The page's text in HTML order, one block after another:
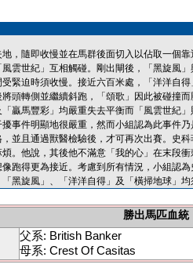
地，隨即收慢並在馬群後面切入以佔取一個
雲世紀」互相觸碰。剛出閘後，「黑旋風
受緊迫時須收慢。接近六百米處，「洋洋自
頭轉側並繼續斜跑，「頌歌」因此被碰撞
贏馬豐彩」均嚴重失去平衡而「風雲世紀
事件明顯地很嚴重，然而小組認為此事件
並且通過獸醫檢驗後，才可再次出賽。史
。他說，其後他不滿意「我的心」在末段
跑得更為接近。考慮到所有情況，小組認
黑旋風」、「洋洋自得」及「橫掃地球」
勝出馬匹血統
父系: British Banker
母系: Crest Of Casitas